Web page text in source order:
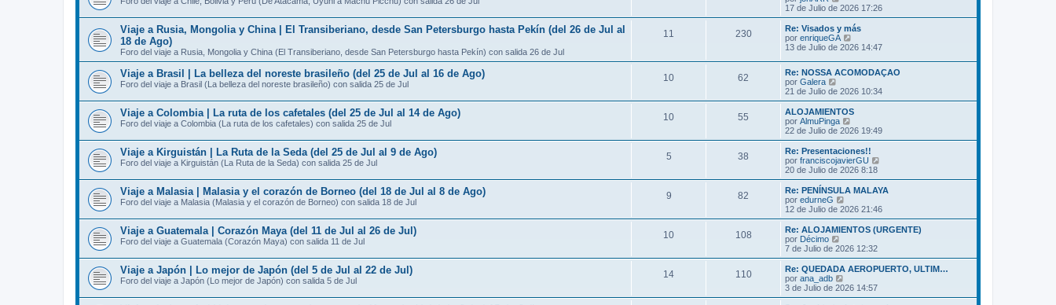
j
e
m
e
n
s
j
e
t
o
m
e
n
s
j
e
e
r
ú
t
m
o
e
n
s
a
j
e
17 de Julio de 2026 17:26
Viaje a Rusia, Mongolia y China | El Transiberiano, desde San Petersburgo hasta Pekín (del 26 de Jul al
18 de Ago)
Foro del viaje a Rusia, Mongolia y China (El Transiberiano, desde San Petersburgo hasta Pekín) con salida 26 de Jul
11 230
Re: Visados y más
por enriqueGA
e
ú
l
i
m
o
e
n
s
a
j
e
13 de Julio de 2026 14:47
Viaje a Brasil | La belleza del noreste brasileño (del 25 de Jul al 16 de Ago)
Foro del viaje a Brasil (La belleza del noreste brasileño) con salida 25 de Jul
10 62
Re: NOSSA ACOMODAÇAO
por Galera
e
r
ú
l
t
m
o
m
e
s
a
j
e
21 de Julio de 2026 10:34
Viaje a Colombia | La ruta de los cafetales (del 25 de Jul al 14 de Ago)
Foro del viaje a Colombia (La ruta de los cafetales) con salida 25 de Jul
10 55
ALOJAMIENTOS
por AlmuPinga
e
r
ú
l
t
m
o
m
e
s
j
e
22 de Julio de 2026 19:49
Viaje a Kirguistán | La Ruta de la Seda (del 25 de Jul al 9 de Ago)
Foro del viaje a Kirguistán (La Ruta de la Seda) con salida 25 de Jul
5 38
Re: Presentaciones!!
por franciscojavierGU
r
ú
t
m
o
s
e
20 de Julio de 2026 8:18
Viaje a Malasia | Malasia y el corazón de Borneo (del 18 de Jul al 8 de Ago)
Foro del viaje a Malasia (Malasia y el corazón de Borneo) con salida 18 de Jul
9 82
Re: PENÍNSULA MALAYA
por edurneG
e
r
ú
t
m
o
m
e
12 de Julio de 2026 21:46
Viaje a Guatemala | Corazón Maya (del 11 de Jul al 26 de Jul)
Foro del viaje a Guatemala (Corazón Maya) con salida 11 de Jul
10 108
Re: ALOJAMIENTOS (URGENTE)
por Décimo
e
r
ú
l
t
7 de Julio de 2026 12:32
Viaje a Japón | Lo mejor de Japón (del 5 de Jul al 22 de Jul)
Foro del viaje a Japón (Lo mejor de Japón) con salida 5 de Jul
14 110
Re: QUEDADA AEROPUERTO, ULTIM…
por ana_adb
e
r
3 de Julio de 2026 14:57